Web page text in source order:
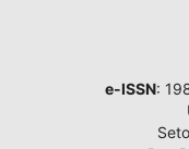
e-ISSN: